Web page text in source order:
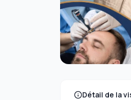
Détail de la